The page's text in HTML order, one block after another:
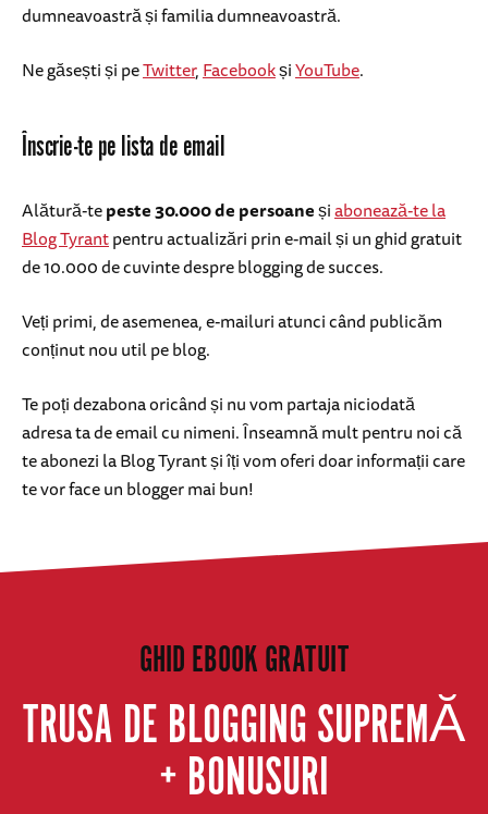
dumneavoastră și familia dumneavoastră.
Ne găsești și peTwitter,FacebookșiYouTube.
Înscrie-te pe lista de email
Alătură-tepeste 30.000 de persoaneșiabonează-te la
Blog Tyrantpentru actualizări prin e-mail și un ghid gratuit
de 10.000 de cuvinte despre blogging de succes.
Veți primi, de asemenea, e-mailuri atunci când publicăm
conținut nou util pe blog.
Te poți dezabona oricând și nu vom partaja niciodată
adresa ta de email cu nimeni. Înseamnă mult pentru noi că
te abonezi la Blog Tyrant și îți vom oferi doar informații care
te vor face un blogger mai bun!
GHID EBOOK GRATUIT
TRUSA DE BLOGGING SUPREMĂ
+ BONUSURI